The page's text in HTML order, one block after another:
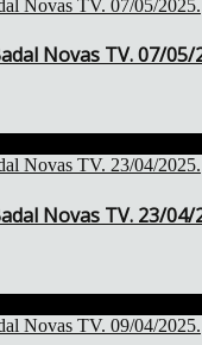
Novas TV. 07/05/
Novas TV. 23/04/